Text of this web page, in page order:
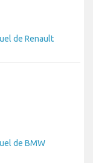
de Renault
de BMW